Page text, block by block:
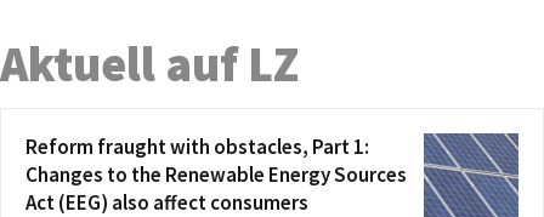
Aktuell auf LZ
Reform fraught with obstacles, Part 1:
Changes to the Renewable Energy Sources
Act (EEG) also affect consumers